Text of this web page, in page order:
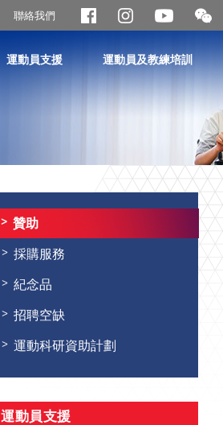
聯絡我們
開
合
信
二
維
碼
運動員支援 運動員及教練培訓
贊助
採購服務
紀念品
招聘空缺
運動科研資助計劃
運動員支援